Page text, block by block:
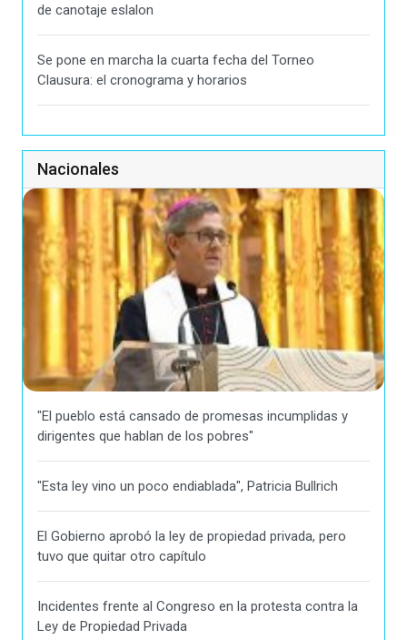
de canotaje eslalon
Se pone en marcha la cuarta fecha del Torneo
Clausura: el cronograma y horarios
Nacionales
"El pueblo está cansado de promesas incumplidas y
dirigentes que hablan de los pobres"
"Esta ley vino un poco endiablada", Patricia Bullrich
El Gobierno aprobó la ley de propiedad privada, pero
tuvo que quitar otro capítulo
Incidentes frente al Congreso en la protesta contra la
Ley de Propiedad Privada